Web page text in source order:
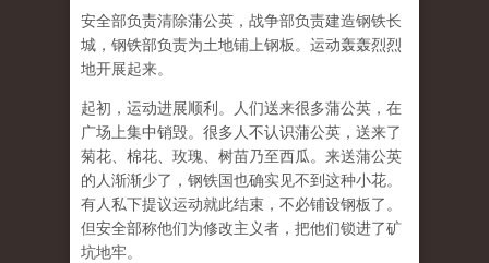
安全部负责清除蒲公英，战争部负责建造钢铁长
城，钢铁部负责为土地铺上钢板。运动轰轰烈烈
地开展起来。
起初，运动进展顺利。人们送来很多蒲公英，在
广场上集中销毁。很多人不认识蒲公英，送来了
菊花、棉花、玫瑰、树苗乃至西瓜。来送蒲公英
的人渐渐少了，钢铁国也确实见不到这种小花。
有人私下提议运动就此结束，不必铺设钢板了。
但安全部称他们为修改主义者，把他们锁进了矿
坑地牢。